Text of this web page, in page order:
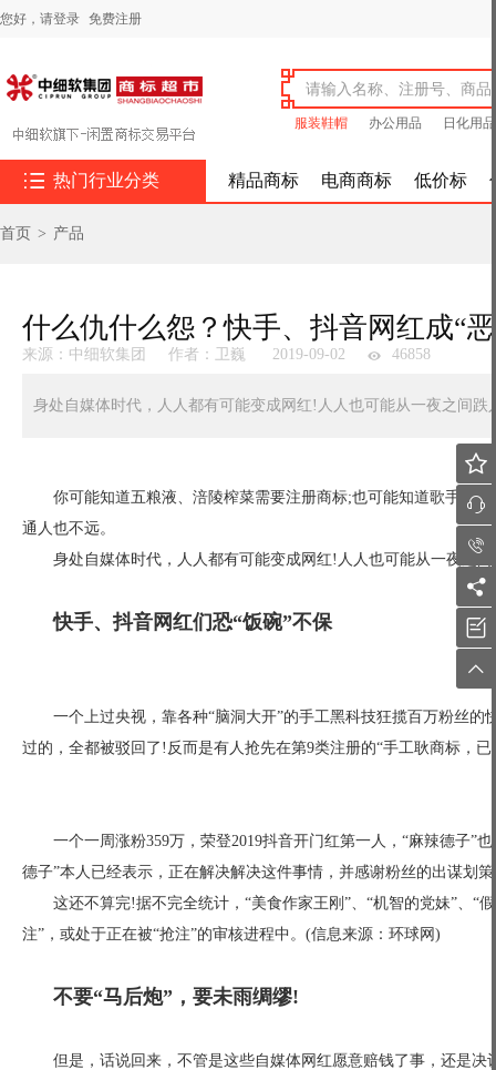
您好， 请登录 免费注册
服装鞋帽 办公用品 日化用品
 热门行业分类 精品商标 电商商标 低价标
首页 > 产品
什么仇什么怨？快手、抖音网红成“
来源：中细软集团 作者：卫巍 2019-09-02 46858
身处自媒体时代，人人都有可能变成网红!人人也可能从一夜之间跌
你可能知道五粮液、涪陵榨菜需要注册商标;也可能知道歌手、
通人也不远。
身处自媒体时代，人人都有可能变成网红!人人也可能从一夜之
快手、抖音网红们恐“饭碗”不保
一个上过央视，靠各种“脑洞大开”的手工黑科技狂揽百万粉丝
过的，全都被驳回了!反而是有人抢先在第9类注册的“手工耿商标，
一个一周涨粉359万，荣登2019抖音开门红第一人，“麻辣德子”
德子”本人已经表示，正在解决解决这件事情，并感谢粉丝的出谋划
这还不算完!据不完全统计，“美食作家王刚”、“机智的党妹”、“
注”，或处于正在被“抢注”的审核进程中。(信息来源：环球网)
不要“马后炮”，要未雨绸缪!
但是，话说回来，不管是这些自媒体网红愿意赔钱了事，还是





